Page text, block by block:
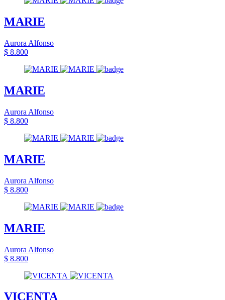
MARIE
Aurora Alfonso
$ 8.800
MARIE
Aurora Alfonso
$ 8.800
MARIE
Aurora Alfonso
$ 8.800
MARIE
Aurora Alfonso
$ 8.800
VICENTA